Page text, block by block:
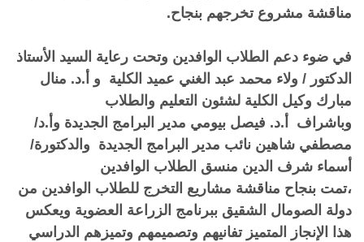
مناقشة مشروع تخرجهم بنجاح.
في ضوء دعم الطلاب الوافدين وتحت رعاية السيد الأستاذ
الدكتور / ولاء محمد عبد الغني عميد الكلية و أ.د. منال
مبارك وكيل الكلية لشئون التعليم والطلاب
وباشراف أ.د. فيصل بيومي مدير البرامج الجديدة وأ.د/
مصطفي شاهين نائب مدير البرامج الجديدة والدكتورة/
أسماء شرف الدين منسق الطلاب الوافدين
،تمت بنجاح مناقشة مشاريع التخرج للطلاب الوافدين من
دولة الصومال الشقيق ببرنامج الزراعة العضوية ويعكس
هذا الإنجاز المتميز تفانيهم وتصميمهم وتميزهم الدراسي